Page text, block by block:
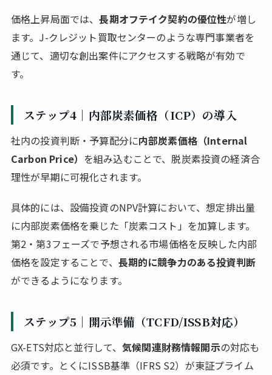
価格上昇局面では、長期オフテイク契約の優位性が増し
ます。J-クレジット買取センターのような専門事業者を
通じて、適切な創出案件にアクセスする戦略が有効で
す。
ステップ4｜内部炭素価格（ICP）の導入
社内の投資判断・予算配分に内部炭素価格（Internal
Carbon Price） を組み込むことで、脱炭素投資の経済合
理性が早期に可視化されます。
具体的には、設備投資のNPV計算において、想定排出量
に内部炭素価格を乗じた「炭素コスト」を加算します。
第2・第3フェーズで予想される市場価格を反映した内部
価格を設定することで、 長期的に競争力のある投資判断
ができるようになります。
ステップ5｜開示準備（TCFD/ISSB対応）
GX-ETS対応と並行して、気候関連財務情報開示の対応も
必須です。とくにISSB基準（IFRS S2）が東証プライム